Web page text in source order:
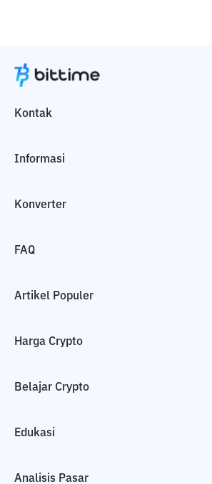
Kontak
Informasi
Konverter
FAQ
Artikel Populer
Harga Crypto
Belajar Crypto
Edukasi
Analisis Pasar